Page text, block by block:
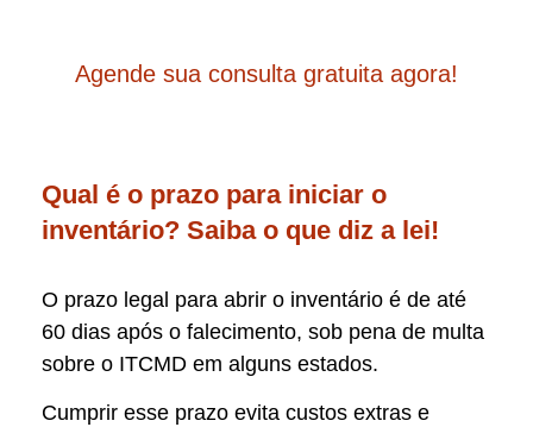
Agende sua consulta gratuita agora!
Qual é o prazo para iniciar o
inventário? Saiba o que diz a lei!
O prazo legal para abrir o inventário é de até
60 dias após o falecimento, sob pena de multa
sobre o ITCMD em alguns estados.
Cumprir esse prazo evita custos extras e